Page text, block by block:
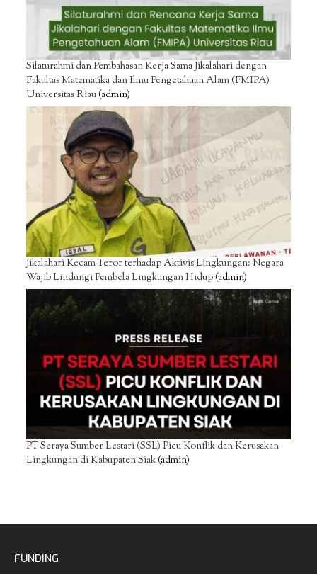
Silaturahmi dan Pembahasan Kerja Sama Jikalahari dengan
Fakultas Matematika dan Ilmu Pengetahuan Alam (FMIPA)
Universitas Riau(admin)
Jikalahari Kecam Teror terhadap Aktivis Lingkungan: Negara
Wajib Lindungi Pembela Lingkungan Hidup(admin)
PT Seraya Sumber Lestari (SSL) Picu Konflik dan Kerusakan
Lingkungan di Kabupaten Siak(admin)
FUNDING